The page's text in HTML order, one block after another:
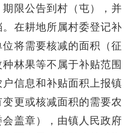
限公告到村（屯），并
在耕地所属村委登记补
将需要核减的面积（征
林果等不属于补贴范围
信息和补贴面积上报镇
更或核减面积的需要农
盖章），由镇人民政府